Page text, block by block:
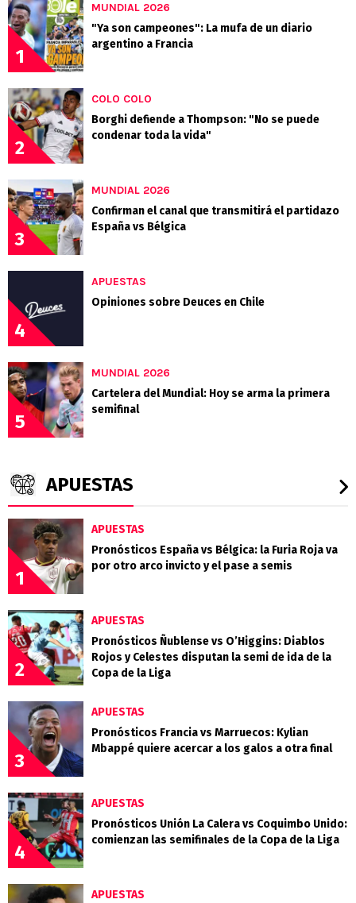
1
MUNDIAL 2026
"Ya son campeones": La mufa de un diario
argentino a Francia
2
COLO COLO
Borghi defiende a Thompson: "No se puede
condenar toda la vida"
3
MUNDIAL 2026
Confirman el canal que transmitirá el partidazo
España vs Bélgica
4
APUESTAS
Opiniones sobre Deuces en Chile
5
MUNDIAL 2026
Cartelera del Mundial: Hoy se arma la primera
semifinal
APUESTAS
1
APUESTAS
Pronósticos España vs Bélgica: la Furia Roja va
por otro arco invicto y el pase a semis
2
APUESTAS
Pronósticos Ñublense vs O’Higgins: Diablos
Rojos y Celestes disputan la semi de ida de la
Copa de la Liga
3
APUESTAS
Pronósticos Francia vs Marruecos: Kylian
Mbappé quiere acercar a los galos a otra final
4
APUESTAS
Pronósticos Unión La Calera vs Coquimbo Unido:
comienzan las semifinales de la Copa de la Liga
APUESTAS